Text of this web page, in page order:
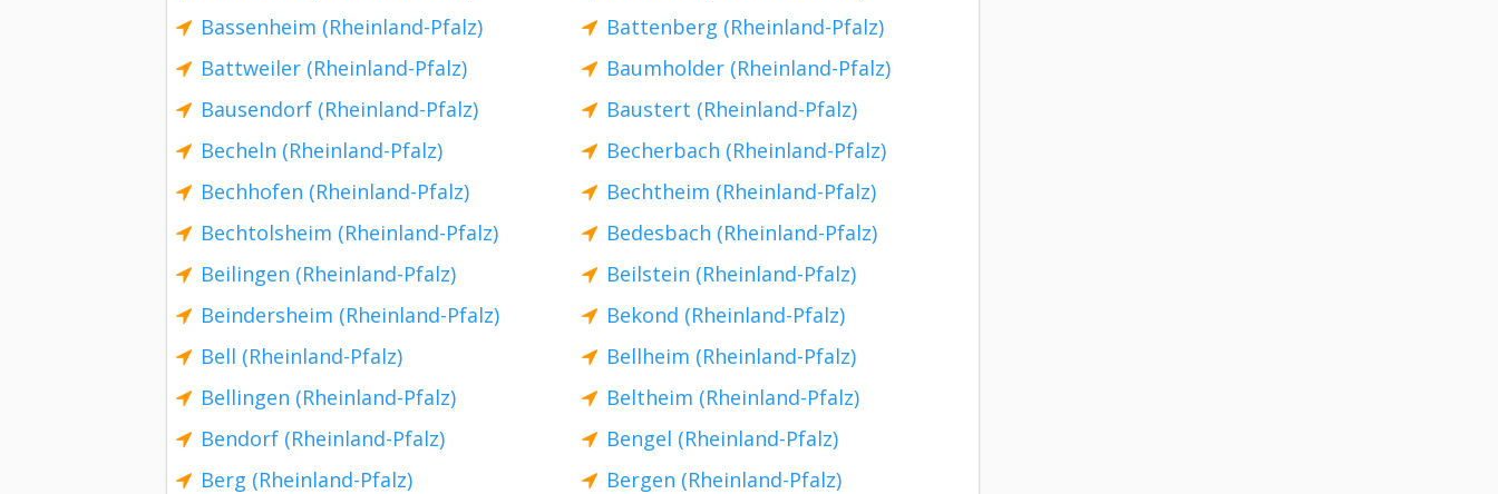
Bassenheim (Rheinland-Pfalz)
Battenberg (Rheinland-Pfalz)
Battweiler (Rheinland-Pfalz)
Baumholder (Rheinland-Pfalz)
Bausendorf (Rheinland-Pfalz)
Baustert (Rheinland-Pfalz)
Becheln (Rheinland-Pfalz)
Becherbach (Rheinland-Pfalz)
Bechhofen (Rheinland-Pfalz)
Bechtheim (Rheinland-Pfalz)
Bechtolsheim (Rheinland-Pfalz)
Bedesbach (Rheinland-Pfalz)
Beilingen (Rheinland-Pfalz)
Beilstein (Rheinland-Pfalz)
Beindersheim (Rheinland-Pfalz)
Bekond (Rheinland-Pfalz)
Bell (Rheinland-Pfalz)
Bellheim (Rheinland-Pfalz)
Bellingen (Rheinland-Pfalz)
Beltheim (Rheinland-Pfalz)
Bendorf (Rheinland-Pfalz)
Bengel (Rheinland-Pfalz)
Berg (Rheinland-Pfalz)
Bergen (Rheinland-Pfalz)